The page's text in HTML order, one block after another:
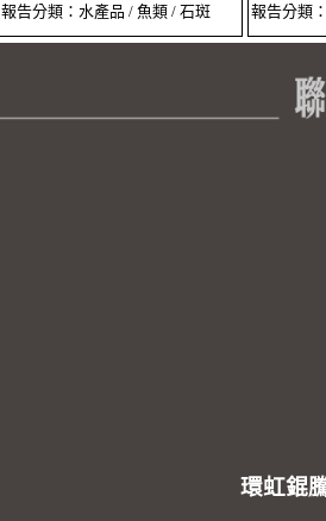
報告分類：水產品 / 魚類 / 石斑
報告分類
環虹錕